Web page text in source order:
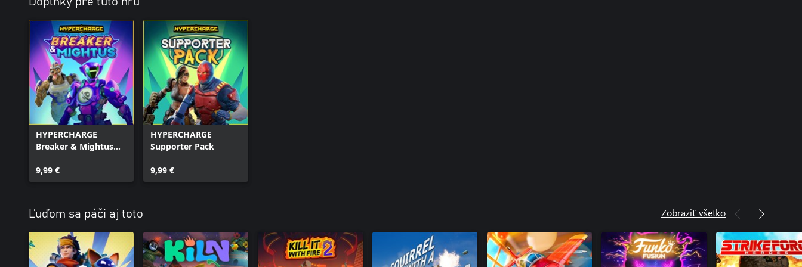
HYPERCHARGE
Breaker & Mightus
9,99 €
HYPERCHARGE
Supporter Pack
9,99 €
Ľuďom sa páči aj toto Zobraziť všetko